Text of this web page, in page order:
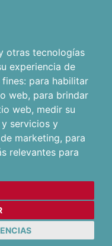
otras tecnologías
experiencia de
para habilitar
web, para brindar
web, medir su
servicios y
marketing, para
relevantes para